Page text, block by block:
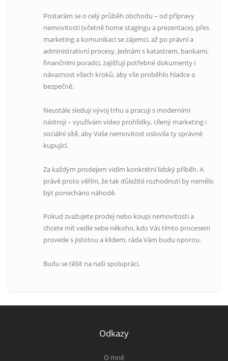
Postarám se o celý průběh obchodu – od přípravy
nemovitosti (včetně home stagingu a prezentace), přes
marketing a komunikaci se zájemci, až po právní a
administrativní procesy. Jednám s katastrem, bankami,
finančními poradci, zajišťuji potřebné dokumenty i
návaznost všech kroků, aby vše proběhlo hladce a
bezpečně.
Neustále sleduji vývoj trhu a pracuji s moderními
nástroji – využívám video prohlídky, cílený marketing i
sociální sítě, aby Vaše nemovitost oslovila ty správné
kupující.
Za každým prodejem vidím konkrétní lidský příběh. A
právě proto věřím, že tak důležité rozhodnutí by nemělo
být ponecháno náhodě.
Pokud zvažujete prodej nebo koupi nemovitosti a
chcete mít vedle sebe někoho, kdo Vás tímto procesem
provede s jistotou a klidem, ráda Vám budu oporou.
Budu se těšit na naši spolupráci.
Odkazy
O mně